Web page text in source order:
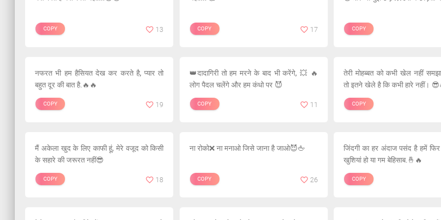
COPY 13 COPY 17 COPY
नफरत भी हम हैसियत देख कर करते है, प्यार तो
बहुत दूर की बात है.🔥🔥
COPY 19
👑दादागिरी तो हम मरने के बाद भी करेंगे, 💥 🔥
लोग पैदल चलेंगे और हम कंधो पर 😈
COPY 11
तेरी मोहब्बत को कभी खेल नहीं
तो इतने खेले है कि कभी हारे नहीं।
COPY
मैं अकेला खुद के लिए काफी हूं, मेरे वजूद को किसी
के सहारे की जरूरत नहीं😎
COPY 18
ना रोको❌ ना मनाओ जिसे जाना है जाओ😈🖕
COPY 26
जिंदगी का हर अंदाज पसंद है हमें फिर
खुशियां हो या गम बेहिसाब.🤞🔥
COPY